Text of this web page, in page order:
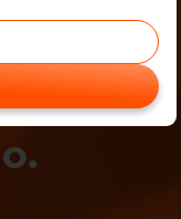
está
el
estás